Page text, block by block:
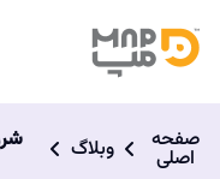
صفحه
اصلی وبلاگ